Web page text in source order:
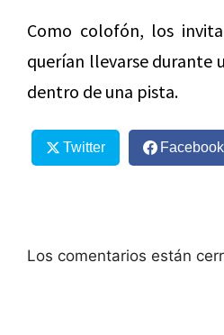
Como colofón, los
querían llevarse durante
dentro de una pista.
Twitter Facebook
Los comentarios están